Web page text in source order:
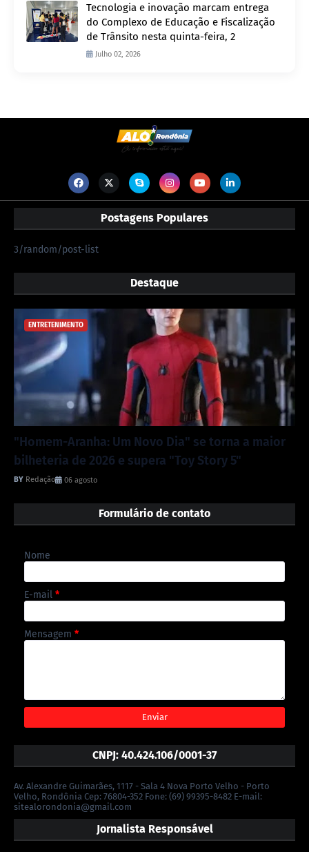
Tecnologia e inovação marcam entrega
do Complexo de Educação e Fiscalização
de Trânsito nesta quinta-feira, 2
Julho 02, 2026
Postagens Populares
3/random/post-list
Destaque
ENTRETENIMENTO
"Homem-Aranha: Um Novo Dia" se torna a maior
bilheteria de 2026 e supera "Toy Story 5"
Redação 06 agosto
Formulário de contato
Nome
E-mail *
Mensagem *
CNPJ: 40.424.106/0001-37
Av. Alexandre Guimarães, 1117 - Sala 4 Nova Porto Velho - Porto
Velho, Rondônia Cep: 76804-352 Fone: (69) 99395-8482 E-mail:
sitealorondonia@gmail.com
Jornalista Responsável